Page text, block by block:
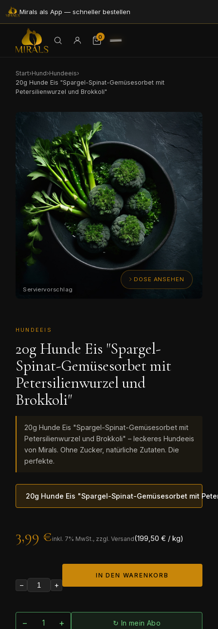
Mirals als App — schneller bestellen
0
Start›Hund›Hundeeis›
20g Hunde Eis "Spargel-Spinat-Gemüsesorbet mit
Petersilienwurzel und Brokkoli"
DOSE ANSEHEN
HUNDEEIS
20g Hunde Eis "Spargel-
Spinat-Gemüsesorbet mit
Petersilienwurzel und
Brokkoli"
20g Hunde Eis "Spargel-Spinat-Gemüsesorbet mit
Petersilienwurzel und Brokkoli" – leckeres Hundeeis
von Mirals. Ohne Zucker, natürliche Zutaten. Die
perfekte.
20g Hunde Eis "Spargel-Spinat-Gemüsesorbet mit
3,99 € inkl. 7% MwSt., zzgl. Versand(199,50 € / kg)
− +
IN DEN WARENKORB
− + ↻ In mein Abo